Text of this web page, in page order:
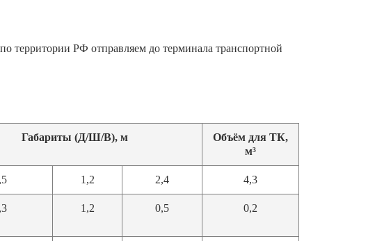
территории РФ отправляем до терминала транспортной
Габариты (Д/Ш/В), м
Объём для ТК,
м³
1,2 2,4 4,3
1,2 0,5 0,2